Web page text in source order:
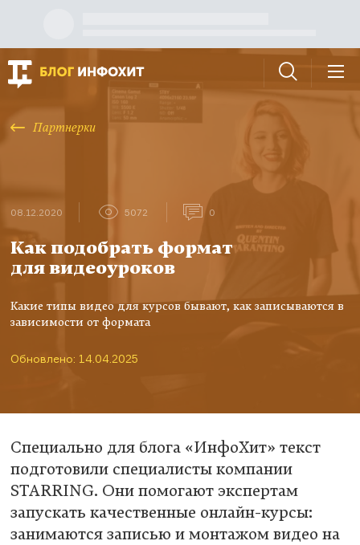
Партнерки
08.12.2020 5072 0
Как подобрать формат
для видеоуроков
Какие типы видео для курсов бывают, как записываются в
зависимости от формата
Обновлено: 14.04.2025
Специально для блога «ИнфоХит» текст
подготовили специалисты компании
STARRING. Они помогают экспертам
запускать качественные онлайн-курсы:
занимаются записью и монтажом видео на